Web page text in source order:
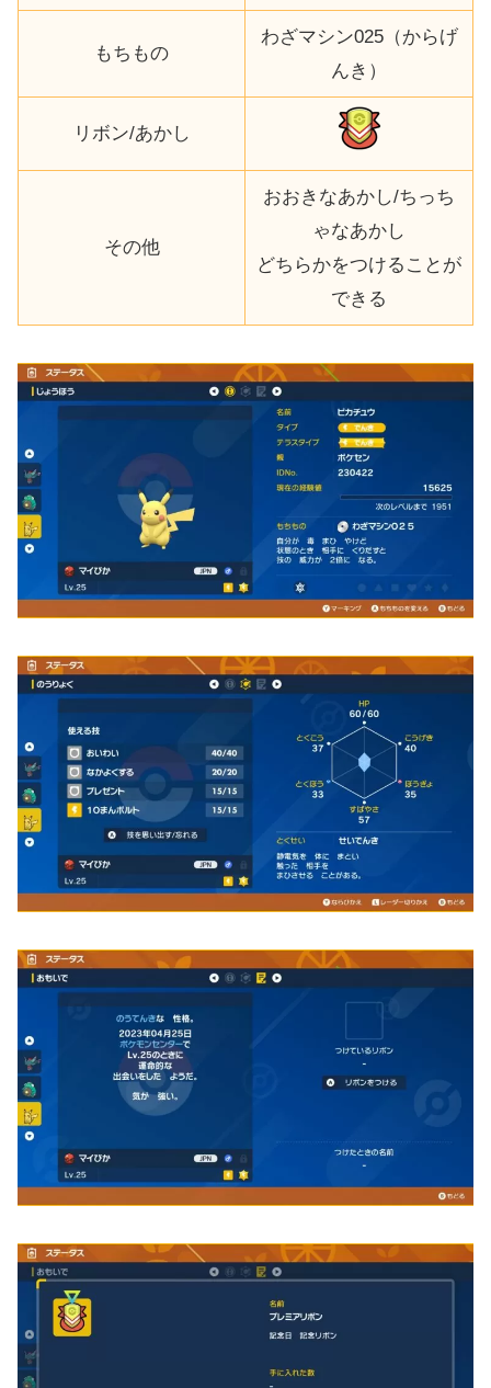
もちもの
わざマシン025（からげ
んき）
リボン/あかし
その他
おおきなあかし/ちっち
ゃなあかし
どちらかをつけることが
できる